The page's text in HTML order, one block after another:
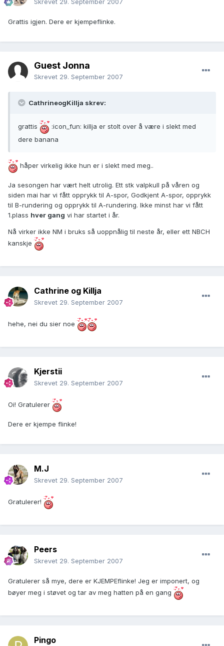
Skrevet 29. September 2007
Grattis igjen. Dere er kjempeflinke.
Guest Jonna
Skrevet 29. September 2007
CathrineogKillja skrev:
grattis
:icon_fun: killja er stolt over å være i slekt med
dere banana
håper virkelig ikke hun er i slekt med meg..
Ja sesongen har vært helt utrolig. Ett stk valpkull på våren og
siden mai har vi fått opprykk til A-spor, Godkjent A-spor, opprykk
til B-rundering og opprykk til A-rundering. Ikke minst har vi fått
1.plass hver gang vi har startet i år.
Nå virker ikke NM i bruks så uoppnålig til neste år, eller ett NBCH
kanskje
Cathrine og Killja
Skrevet 29. September 2007
hehe, nei du sier noe
Kjerstii
Skrevet 29. September 2007
Oi! Gratulerer
Dere er kjempe flinke!
M.J
Skrevet 29. September 2007
Gratulerer!
Peers
Skrevet 29. September 2007
Gratulerer så mye, dere er KJEMPEflinke! Jeg er imponert, og
bøyer meg i støvet og tar av meg hatten på en gang
Pingo